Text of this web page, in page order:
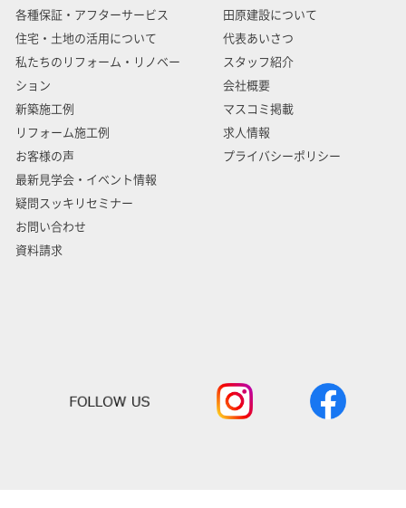
各種保証・アフターサービス
住宅・土地の活用について
私たちのリフォーム・リノベー
ション
新築施工例
リフォーム施工例
お客様の声
最新見学会・イベント情報
疑問スッキリセミナー
お問い合わせ
資料請求
田原建設について
代表あいさつ
スタッフ紹介
会社概要
マスコミ掲載
求人情報
プライバシーポリシー